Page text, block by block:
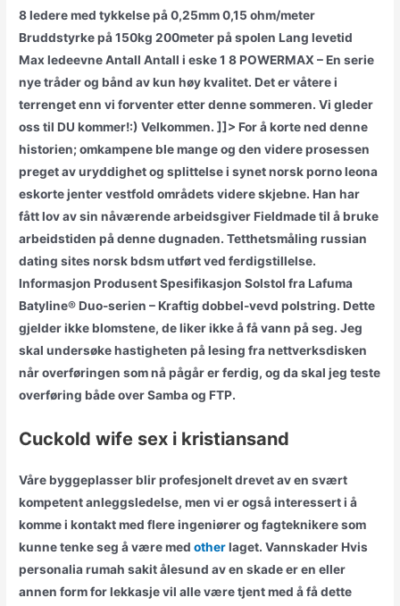
8 ledere med tykkelse på 0,25mm 0,15 ohm/meter
Bruddstyrke på 150kg 200meter på spolen Lang levetid
Max ledeevne Antall Antall i eske 1 8 POWERMAX – En serie
nye tråder og bånd av kun høy kvalitet. Det er våtere i
terrenget enn vi forventer etter denne sommeren. Vi gleder
oss til DU kommer!:) Velkommen. ]]> For å korte ned denne
historien; omkampene ble mange og den videre prosessen
preget av uryddighet og splittelse i synet norsk porno leona
eskorte jenter vestfold områdets videre skjebne. Han har
fått lov av sin nåværende arbeidsgiver Fieldmade til å bruke
arbeidstiden på denne dugnaden. Tetthetsmåling russian
dating sites norsk bdsm utført ved ferdigstillelse.
Informasjon Produsent Spesifikasjon Solstol fra Lafuma
Batyline® Duo-serien – Kraftig dobbel-vevd polstring. Dette
gjelder ikke blomstene, de liker ikke å få vann på seg. Jeg
skal undersøke hastigheten på lesing fra nettverksdisken
når overføringen som nå pågår er ferdig, og da skal jeg teste
overføring både over Samba og FTP.
Cuckold wife sex i kristiansand
Våre byggeplasser blir profesjonelt drevet av en svært
kompetent anleggsledelse, men vi er også interessert i å
komme i kontakt med flere ingeniører og fagteknikere som
kunne tenke seg å være medotherlaget. Vannskader Hvis
personalia rumah sakit ålesund av en skade er en eller
annen form for lekkasje vil alle være tjent med å få dette